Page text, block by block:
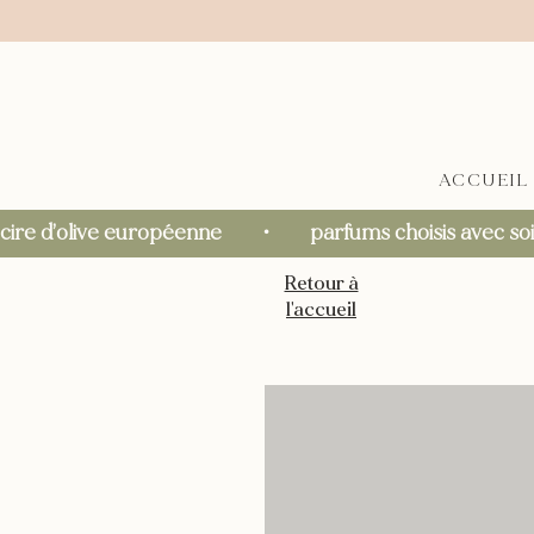
ACCUEIL
cire d’olive européenne       ・       parfums choisis avec
Retour à
l'accueil